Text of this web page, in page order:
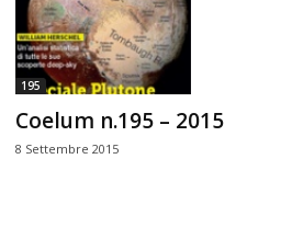
a
195
Coelum n.195 – 2015
8 Settembre 2015